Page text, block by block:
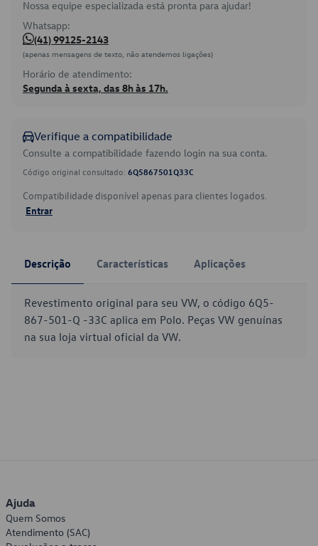
Nossa equipe especializada está pronta para ajudar!
Whatsapp:
(41) 99125-2143
(apenas mensagens de texto, não atendemos ligações)
Horário de atendimento:
Segunda à sexta, das 8h às 17h.
Verifique a compatibilidade
Consulte a compatibilidade fazendo login na sua conta.
Código original consultado: 6Q5867501Q33C
Compatibilidade disponível apenas para clientes logados.
Entrar
Descrição Características Aplicações
Revestimento original para seu VW, o código 6Q5-
867-501-Q -33C aplica em Polo. Peças VW genuínas
na sua loja virtual oficial da VW.
Ajuda
Quem Somos
Atendimento (SAC)